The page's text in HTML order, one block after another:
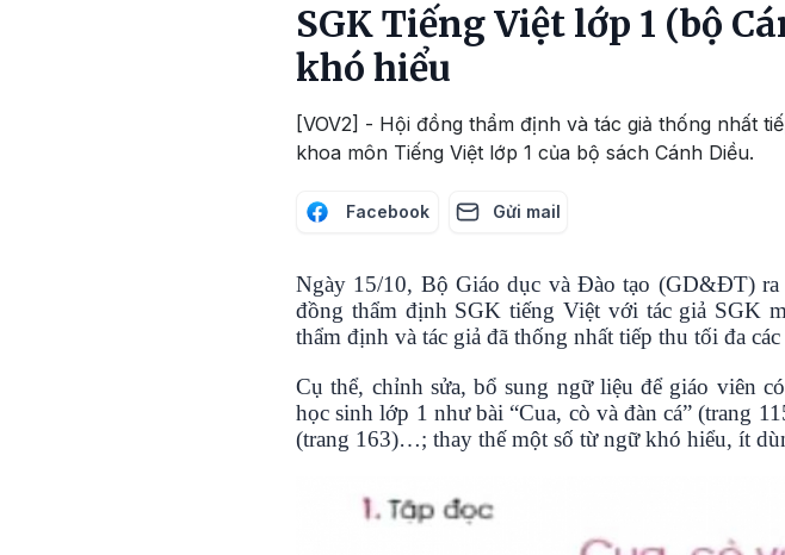
SGK Tiếng Việt lớp 1 (bộ
khó hiểu
[VOV2] - Hội đồng thẩm định và tác giả thống nhất
khoa môn Tiếng Việt lớp 1 của bộ sách Cánh Diều.
Facebook Gửi mail
Ngày 15/10, Bộ Giáo dục và Đào tạo (GD&ĐT) ra
đồng thẩm định SGK tiếng Việt với tác giả SGK
thẩm định và tác giả đã thống nhất tiếp thu tối đa
Cụ thể, chỉnh sửa, bổ sung ngữ liệu để giáo viên
học sinh lớp 1 như bài “Cua, cò và đàn cá” (trang
(trang 163)…; thay thế một số từ ngữ khó hiểu, ít